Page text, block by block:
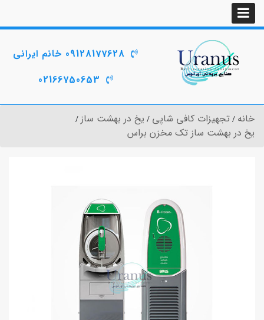
09128177628 خانم ایرانی
02166750653
خانه تجهیزات کافی شاپی یخ در بهشت ساز
یخ در بهشت ساز تک مخزن براس